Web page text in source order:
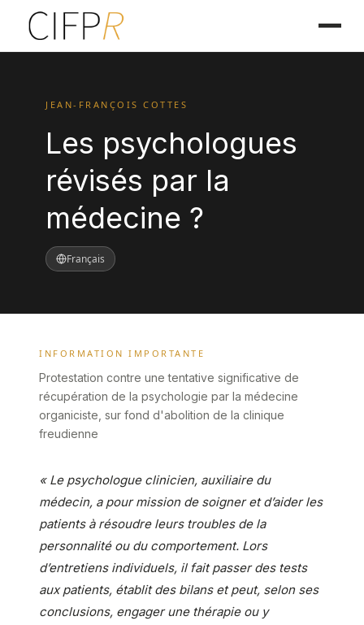
JEAN-FRANÇOIS COTTES
Les psychologues
révisés par la
médecine ?
Français
INFORMATION IMPORTANTE
Protestation contre une tentative significative de
récupération de la psychologie par la médecine
organiciste, sur fond d'abolition de la clinique
freudienne
« Le psychologue clinicien, auxiliaire du
médecin, a pour mission de soigner et d’aider les
patients à résoudre leurs troubles de la
personnalité ou du comportement. Lors
d’entretiens individuels, il fait passer des tests
aux patients, établit des bilans et peut, selon ses
conclusions, engager une thérapie ou y